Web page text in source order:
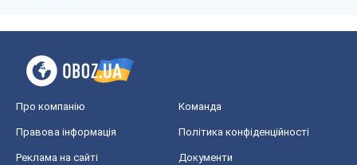
Про компанію Команда
Правова інформація Політика конфіденційності
Реклама на сайті Документи